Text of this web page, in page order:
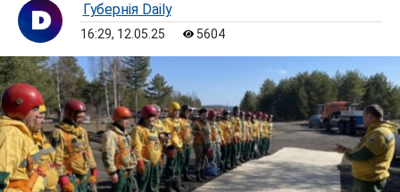
Губернiя Daily
16:29, 12.05.25 5604